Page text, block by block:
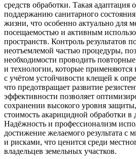
средств обработки. Такая адаптация
поддержанию санитарного
жизни, что особенно актуально для
посещаемостью и активным
пространств. Контроль результатов
неотъемлемой частью процедуры,
необходимости проводить
и технологии, которые
с учётом устойчивости клещей к
что предотвращает развитие
эффективности позволяет
сохранении высокого уровня
стоимость акарицидной обработки в
Надёжность и профессионализм
достижение желаемого результата с
и рисками, что ценится среди
владельцев земельных участков.